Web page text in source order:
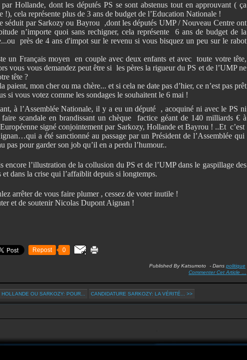
Hollande, dont les députés PS se sont abstenus tout en approuvant ( ça
!), cela représente plus de 3 ans de budget de l’Education Nationale !
séduit par Sarkozy ou Bayrou ,dont les députés UMP / Nouveau Centre ont
n’importe quoi sans rechigner, cela représente 6 ans de budget de la
près de 4 ans d'impot sur le revenu si vous bisquez un peu sur le rabot
un Français moyen en couple avec deux enfants et avec toute votre tête,
vous vous demandez peut être si les pères la rigueur du PS et de l’UMP ne
tête ?
paient, mon cher ou ma chère... et si cela ne date pas d’hier, ce n’est pas prêt
si vous votez comme les sondages le souhaitent le 6 mai !
à l’Assemblée Nationale, il y a eu un député , acoquiné ni avec le PS ni
scandale en brandissant un chèque factice géant de 140 milliards € à
signé conjointement par Sarkozy, Hollande et Bayrou ! ..Et c’est
a été sanctionné au passage par un Président de l’Assemblée qui
pas pour garder son job qu’il en a perdu l’humour..
encore l’illustration de la collusion du PS et de l’UMP dans le gaspillage des
et dans la crise qui l’affaiblit depuis si longtemps.
arrêter de vous faire plumer , cessez de voter inutile !
et de soutenir Nicolas Dupont Aignan !
Repost 0
Published By Katsumoto - Dans politique
Commenter Cet Article
HOLLANDE OU SARKOZY: POUR... CANDIDATURE SARKOZY: LA VÉRITÉ... >>